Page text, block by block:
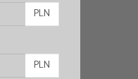
PLN
PLN